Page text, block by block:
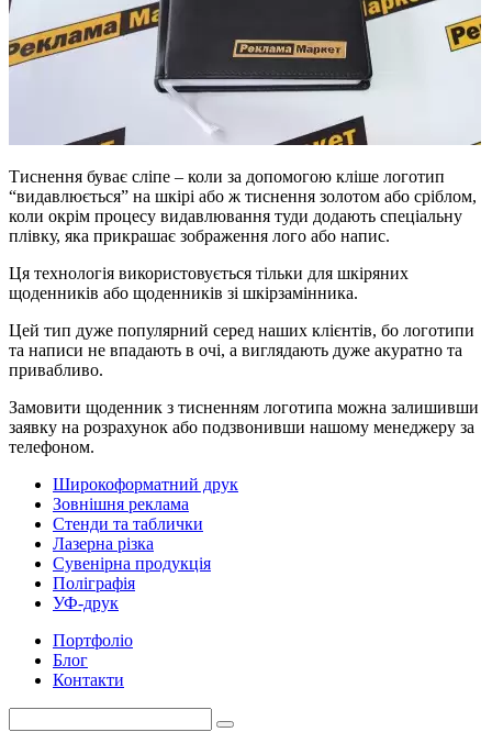
Тиснення буває сліпе – коли за допомогою кліше логотип
“видавлюється” на шкірі або ж тиснення золотом або сріблом,
коли окрім процесу видавлювання туди додають спеціальну
плівку, яка прикрашає зображення лого або напис.
Ця технологія використовується тільки для шкіряних
щоденників або щоденників зі шкірзамінника.
Цей тип дуже популярний серед наших клієнтів, бо логотипи
та написи не впадають в очі, а виглядають дуже акуратно та
привабливо.
Замовити щоденник з тисненням логотипа можна залишивши
заявку на розрахунок або подзвонивши нашому менеджеру за
телефоном.
Широкоформатний друк
Зовнішня реклама
Стенди та таблички
Лазерна різка
Сувенірна продукція
Поліграфія
УФ-друк
Портфоліо
Блог
Контакти